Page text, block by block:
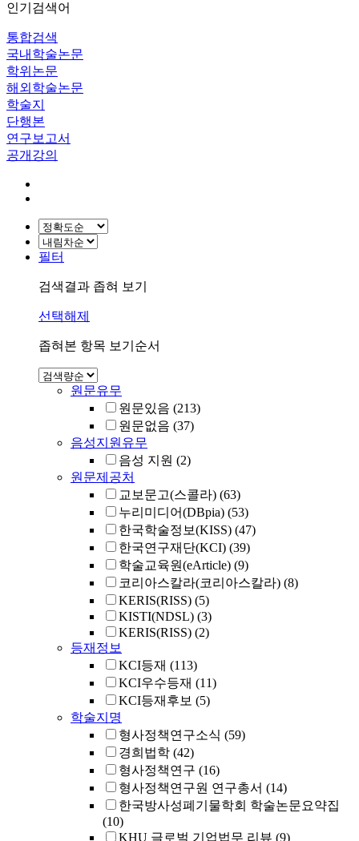
인기검색어
통합검색
국내학술논문
학위논문
해외학술논문
학술지
단행본
연구보고서
공개강의
필터
검색결과 좁혀 보기
선택해제
좁혀본 항목 보기순서
원문유무
원문있음 (213)
원문없음 (37)
음성지원유무
음성 지원 (2)
원문제공처
교보문고(스콜라) (63)
누리미디어(DBpia) (53)
한국학술정보(KISS) (47)
한국연구재단(KCI) (39)
학술교육원(eArticle) (9)
코리아스칼라(코리아스칼라) (8)
KERIS(RISS) (5)
KISTI(NDSL) (3)
KERIS(RISS) (2)
등재정보
KCI등재 (113)
KCI우수등재 (11)
KCI등재후보 (5)
학술지명
형사정책연구소식 (59)
경희법학 (42)
형사정책연구 (16)
형사정책연구원 연구총서 (14)
한국방사성폐기물학회 학술논문요약집
(10)
KHU 글로벌 기업법무 리뷰 (9)